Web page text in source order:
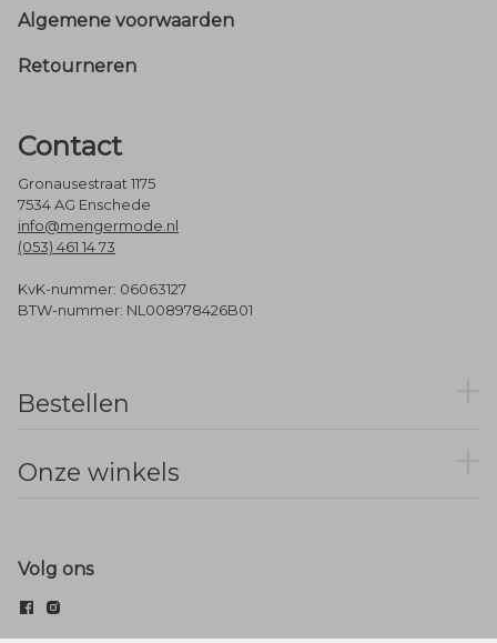
Footer
Algemene voorwaarden
Retourneren
Contact
Gronausestraat 1175
7534 AG Enschede
info@mengermode.nl
(053) 461 14 73
KvK-nummer: 06063127
BTW-nummer: NL008978426B01
Bestellen
Onze winkels
Volg ons